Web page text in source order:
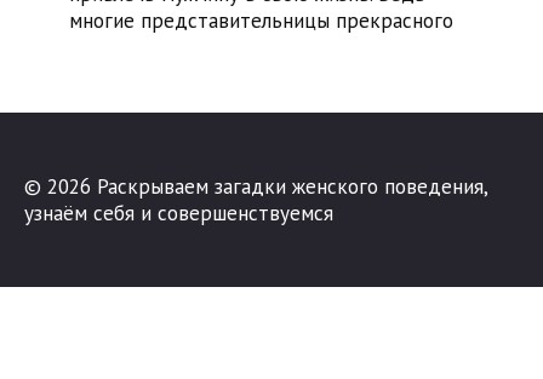
многие представительницы прекрасного
© 2026 Раскрываем загадки женского поведения,
узнаём себя и совершенствуемся